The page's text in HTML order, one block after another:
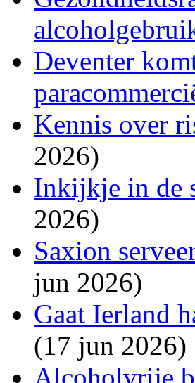
Deventer
Kennis over
2026)
Inkijkje in de
2026)
Saxion
jun 2026)
Gaat Ierland
(17 jun 2026)
Alcoholvrije